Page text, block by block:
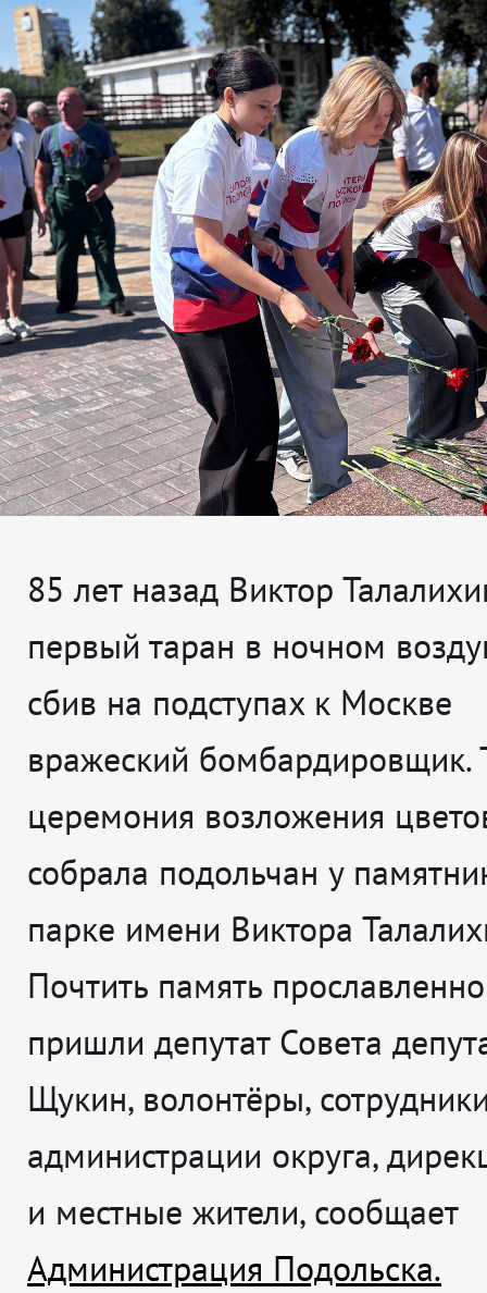
85 лет назад Виктор
первый таран в ночном
сбив на подступах к Москве
вражеский бомбардировщик.
церемония возложения
собрала подольчан у
парке имени Виктора
Почтить память
пришли депутат Совета
Щукин, волонтёры,
администрации округа,
и местные жители, сообщает
Администрация Подольска.